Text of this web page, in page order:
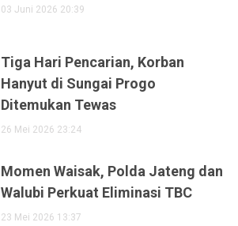
03 Juni 2026 20:39
Tiga Hari Pencarian, Korban
Hanyut di Sungai Progo
Ditemukan Tewas
26 Mei 2026 23:24
Momen Waisak, Polda Jateng dan
Walubi Perkuat Eliminasi TBC
23 Mei 2026 13:37